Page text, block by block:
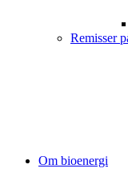
Remisser
Om bioenergi